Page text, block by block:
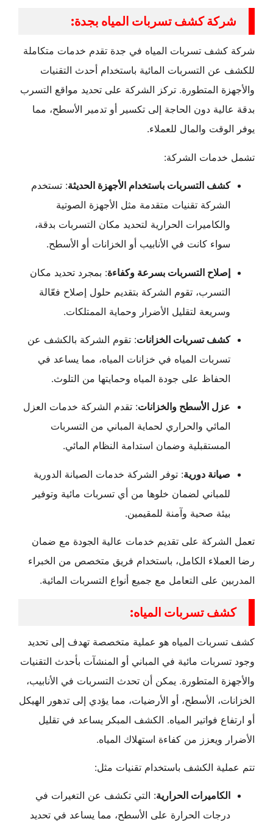
شركة كشف تسربات المياه بجدة:
شركة كشف تسربات المياه في جدة تقدم خدمات متكاملة
للكشف عن التسربات المائية باستخدام أحدث التقنيات
والأجهزة المتطورة. تركز الشركة على تحديد مواقع التسرب
بدقة عالية دون الحاجة إلى تكسير أو تدمير الأسطح، مما
يوفر الوقت والمال للعملاء.
تشمل خدمات الشركة:
كشف التسربات باستخدام الأجهزة الحديثة: تستخدم
الشركة تقنيات متقدمة مثل الأجهزة الصوتية
والكاميرات الحرارية لتحديد مكان التسربات بدقة،
سواء كانت في الأنابيب أو الخزانات أو الأسطح.
إصلاح التسربات بسرعة وكفاءة: بمجرد تحديد مكان
التسرب، تقوم الشركة بتقديم حلول إصلاح فعّالة
وسريعة لتقليل الأضرار وحماية الممتلكات.
كشف تسربات الخزانات: تقوم الشركة بالكشف عن
تسربات المياه في خزانات المياه، مما يساعد في
الحفاظ على جودة المياه وحمايتها من التلوث.
عزل الأسطح والخزانات: تقدم الشركة خدمات العزل
المائي والحراري لحماية المباني من التسربات
المستقبلية وضمان استدامة النظام المائي.
صيانة دورية: توفر الشركة خدمات الصيانة الدورية
للمباني لضمان خلوها من أي تسربات مائية وتوفير
بيئة صحية وآمنة للمقيمين.
تعمل الشركة على تقديم خدمات عالية الجودة مع ضمان
رضا العملاء الكامل، باستخدام فريق متخصص من الخبراء
المدربين على التعامل مع جميع أنواع التسربات المائية.
:كشف تسربات المياه
كشف تسربات المياه هو عملية متخصصة تهدف إلى تحديد
وجود تسربات مائية في المباني أو المنشآت بأحدث التقنيات
والأجهزة المتطورة. يمكن أن تحدث التسربات في الأنابيب،
الخزانات، الأسطح، أو الأرضيات، مما يؤدي إلى تدهور الهيكل
أو ارتفاع فواتير المياه. الكشف المبكر يساعد في تقليل
الأضرار ويعزز من كفاءة استهلاك المياه.
تتم عملية الكشف باستخدام تقنيات مثل:
الكاميرات الحرارية: التي تكشف عن التغيرات في
درجات الحرارة على الأسطح، مما يساعد في تحديد